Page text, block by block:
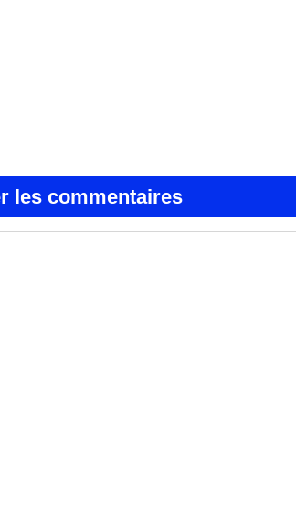
les commentaires